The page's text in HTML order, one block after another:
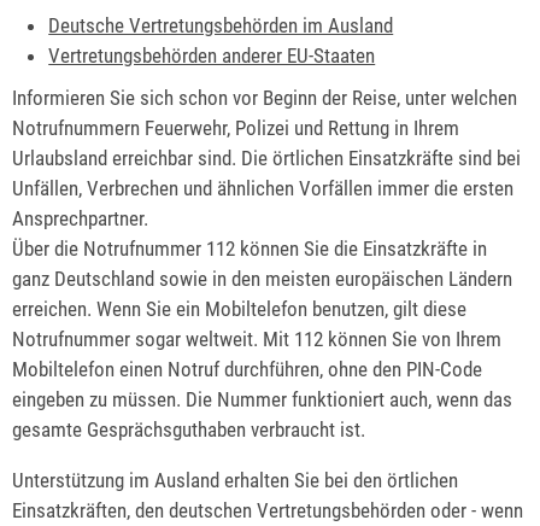
Deutsche Vertretungsbehörden im Ausland
Vertretungsbehörden anderer EU-Staaten
Informieren Sie sich schon vor Beginn der Reise, unter welchen
Notrufnummern Feuerwehr, Polizei und Rettung in Ihrem
Urlaubsland erreichbar sind. Die örtlichen Einsatzkräfte sind bei
Unfällen, Verbrechen und ähnlichen Vorfällen immer die ersten
Ansprechpartner.
Über die Notrufnummer 112 können Sie die Einsatzkräfte in
ganz Deutschland sowie in den meisten europäischen Ländern
erreichen. Wenn Sie ein Mobiltelefon benutzen, gilt diese
Notrufnummer sogar weltweit. Mit 112 können Sie von Ihrem
Mobiltelefon einen Notruf durchführen, ohne den PIN-Code
eingeben zu müssen. Die Nummer funktioniert auch, wenn das
gesamte Gesprächsguthaben verbraucht ist.
Unterstützung im Ausland erhalten Sie bei den örtlichen
Einsatzkräften, den deutschen Vertretungsbehörden oder - wenn